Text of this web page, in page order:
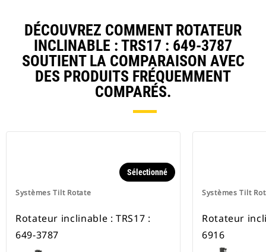
DÉCOUVREZ COMMENT ROTATEUR
INCLINABLE : TRS17 : 649-3787
SOUTIENT LA COMPARAISON AVEC
DES PRODUITS FRÉQUEMMENT
COMPARÉS.
Systèmes Tilt Rotate
Sélectionné
Rotateur inclinable : TRS17 :
649-3787
Systèmes Tilt
Rotateur
6916